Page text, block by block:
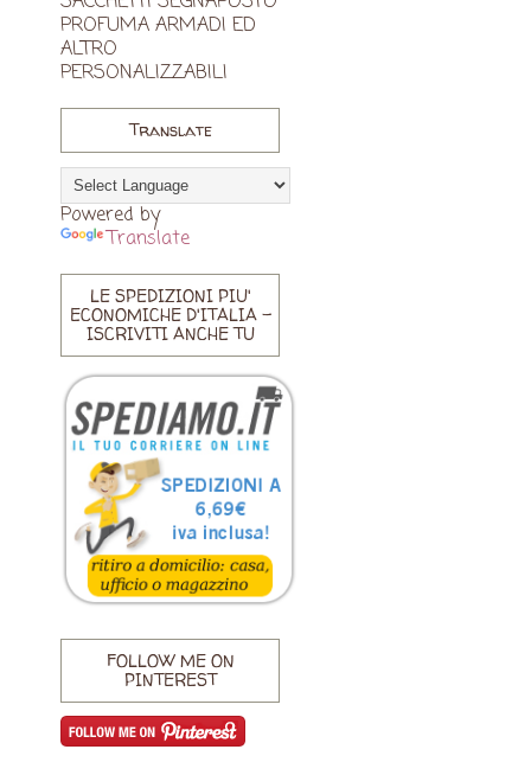
PROFUMA ARMADI ED
ALTRO
PERSONALIZZABILI
Translate
Powered by
Translate
LE SPEDIZIONI PIU'
ECONOMICHE D'ITALIA -
ISCRIVITI ANCHE TU
FOLLOW ME ON
PINTEREST